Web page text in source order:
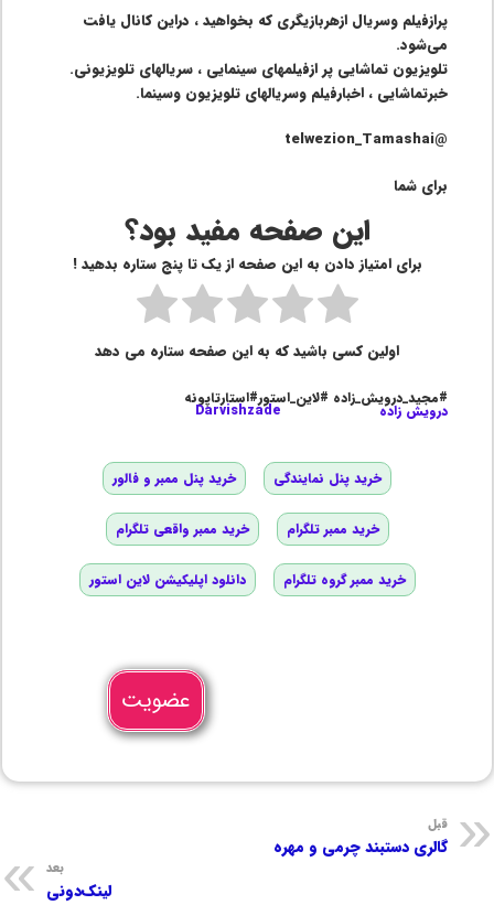
پرازفیلم وسریال ازهربازیگری که بخواهید ، دراین کانال یافت
می‌شود.
تلویزیون تماشایی پر ازفیلمهای سینمایی ، سریالهای تلویزیونی.
خبرتماشایی ، اخبارفیلم وسریالهای تلویزیون وسینما.
@telwezion_Tamashai
برای شما
این صفحه مفید بود؟
برای امتیاز دادن به این صفحه از یک تا پنج ستاره بدهید !
اولین کسی باشید که به این صفحه ستاره می دهد
#مجید_درویش_زاده #لاین_استور#استارتاپونه
درویش زاده Darvishzade
خرید پنل نمایندگی خرید پنل ممبر و فالور
خرید ممبر تلگرام خرید ممبر واقعی تلگرام
خرید ممبر گروه تلگرام دانلود اپلیکیشن لاین استور
عضویت
قبل
گالری دستبند چرمی و مهره
بعد
لینک‌دونی